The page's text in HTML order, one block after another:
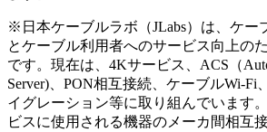
※日本ケーブルラボ（JLabs）は、ケー
とケーブル利用者へのサービス向上の
です。現在は、4Kサービス、ACS（
Server)、PON相互接続、ケーブルWi-Fi
イグレーション等に取り組んでいます
ビスに使用される機器のメーカ間相互